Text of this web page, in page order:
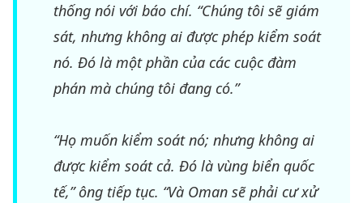
thống nói với báo chí. “Chúng tôi sẽ giám
sát, nhưng không ai được phép kiểm soát
nó. Đó là một phần của các cuộc đàm
phán mà chúng tôi đang có.”
“Họ muốn kiểm soát nó; nhưng không ai
được kiểm soát cả. Đó là vùng biển quốc
tế,” ông tiếp tục. “Và Oman sẽ phải cư xử